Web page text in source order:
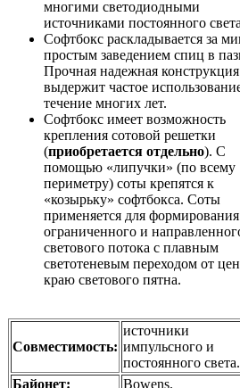
многими светодиодными
источниками постоянного
Софтбокс раскладывается за
простым заведением спиц в
Прочная надежная конструкция
выдержит частое
течение многих лет.
Софтбокс имеет возможность
крепления сотовой решетки
(приобретается отдельно). С
помощью «липучки» (по всему
периметру) соты крепятся к
«козырьку» софтбокса. Соты
применяется для формирования
ограниченного и
светового потока с плавным
светотеневым переходом от
краю светового пятна.
Совместимость:
источники
импульсного и
постоянного света.
Байонет:
Bowens.